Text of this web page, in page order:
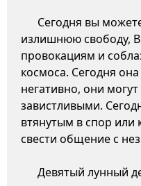
Сегодня вы
излишнюю свободу,
провокациям и
космоса. Сегодня
негативно, они
завистливыми.
втянутым в спор или
свести общение с
Девятый лунный